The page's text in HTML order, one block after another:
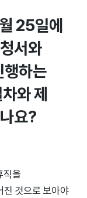
25일에
서와
하는
와 제
요?
직을
진 것으로 보아야